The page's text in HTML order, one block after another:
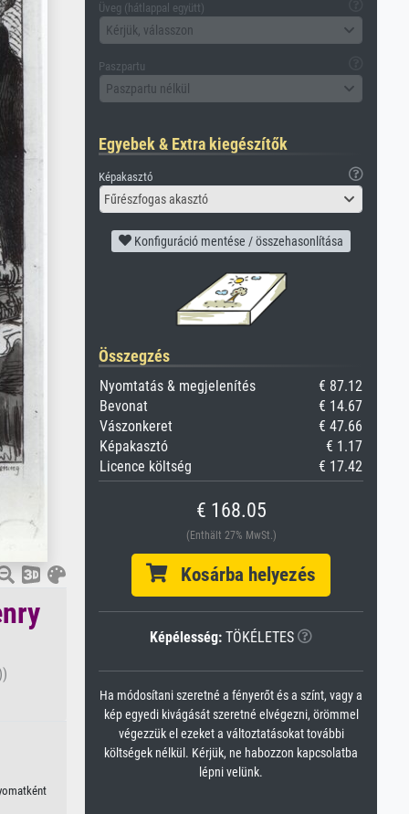
Üveg (hátlappal együtt)
Kérjük, válasszon
Paszpartu
Paszpartu nélkül
Egyebek & Extra kiegészítők
Képakasztó
Fűrészfogas akasztó
Konfiguráció mentése / összehasonlítása
Összegzés
Nyomtatás & megjelenítés
€ 87.12
Bevonat
€ 14.67
Vászonkeret
€ 47.66
Képakasztó
€ 1.17
Licence költség
€ 17.42
€ 168.05
(Enthält 27% MwSt.)
Kosárba helyezés
Képélesség: TÖKÉLETES
Ha módosítani szeretné a fényerőt és a színt, vagy a
kép egyedi kivágását szeretné elvégezni, örömmel
végezzük el ezeket a változtatásokat további
költségek nélkül. Kérjük, ne habozzon kapcsolatba
lépni velünk.